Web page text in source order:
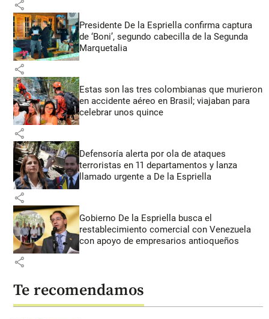
share
Presidente De la Espriella confirma captura
de ‘Boni’, segundo cabecilla de la Segunda
Marquetalia
share
Estas son las tres colombianas que murieron
en accidente aéreo en Brasil; viajaban para
celebrar unos quince
share
Defensoría alerta por ola de ataques
terroristas en 11 departamentos y lanza
llamado urgente a De la Espriella
share
Gobierno De la Espriella busca el
restablecimiento comercial con Venezuela
con apoyo de empresarios antioqueños
share
Te recomendamos